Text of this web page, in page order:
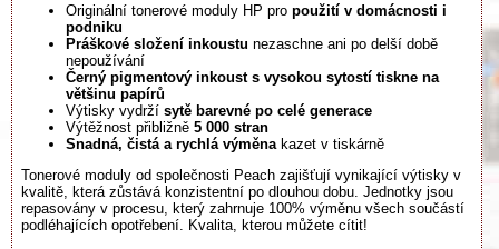
Originální tonerové moduly HP pro použití v domácnosti i
podniku
Práškové složení inkoustu nezaschne ani po delší době
nepoužívání
Černý pigmentový inkoust s vysokou sytostí tiskne na
většinu papírů
Výtisky vydrží sytě barevné po celé generace
Výtěžnost přibližně 5 000 stran
Snadná, čistá a rychlá výměna kazet v tiskárně
Tonerové moduly od společnosti Peach zajišťují vynikající výtisky v
kvalitě, která zůstává konzistentní po dlouhou dobu. Jednotky jsou
repasovány v procesu, který zahrnuje 100% výměnu všech součástí
podléhajících opotřebení. Kvalita, kterou můžete cítit!